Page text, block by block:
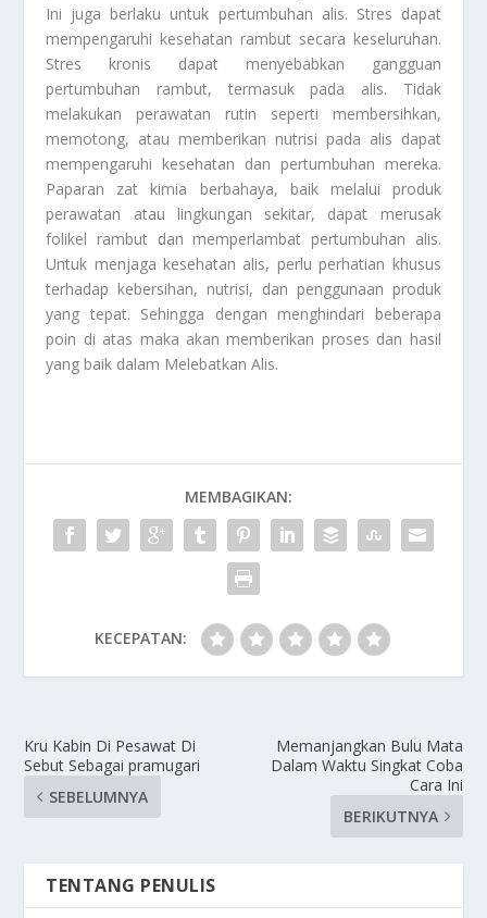
Ini juga berlaku untuk pertumbuhan alis. Stres dapat
mempengaruhi kesehatan rambut secara keseluruhan.
Stres kronis dapat menyebabkan gangguan
pertumbuhan rambut, termasuk pada alis. Tidak
melakukan perawatan rutin seperti membersihkan,
memotong, atau memberikan nutrisi pada alis dapat
mempengaruhi kesehatan dan pertumbuhan mereka.
Paparan zat kimia berbahaya, baik melalui produk
perawatan atau lingkungan sekitar, dapat merusak
folikel rambut dan memperlambat pertumbuhan alis.
Untuk menjaga kesehatan alis, perlu perhatian khusus
terhadap kebersihan, nutrisi, dan penggunaan produk
yang tepat. Sehingga dengan menghindari beberapa
poin di atas maka akan memberikan proses dan hasil
yang baik dalam Melebatkan Alis.
MEMBAGIKAN:
KECEPATAN:
Kru Kabin Di Pesawat Di
Sebut Sebagai pramugari
SEBELUMNYA
Memanjangkan Bulu Mata
Dalam Waktu Singkat Coba
Cara Ini
BERIKUTNYA
TENTANG PENULIS